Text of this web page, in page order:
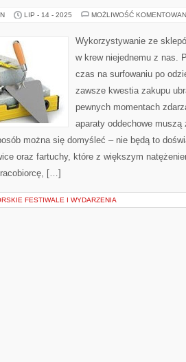
LIP - 14 - 2025 MOŻLIWOŚĆ
Wykorzystywanie ze
w krew niejednemu z nas.
czas na surfowaniu po
zawsze kwestia zakupu
pewnych momentach
aparaty oddechowe
można się domyśleć – nie będą to
oraz fartuchy, które z większym
[…]
FESTIWALE I WYDARZENIA